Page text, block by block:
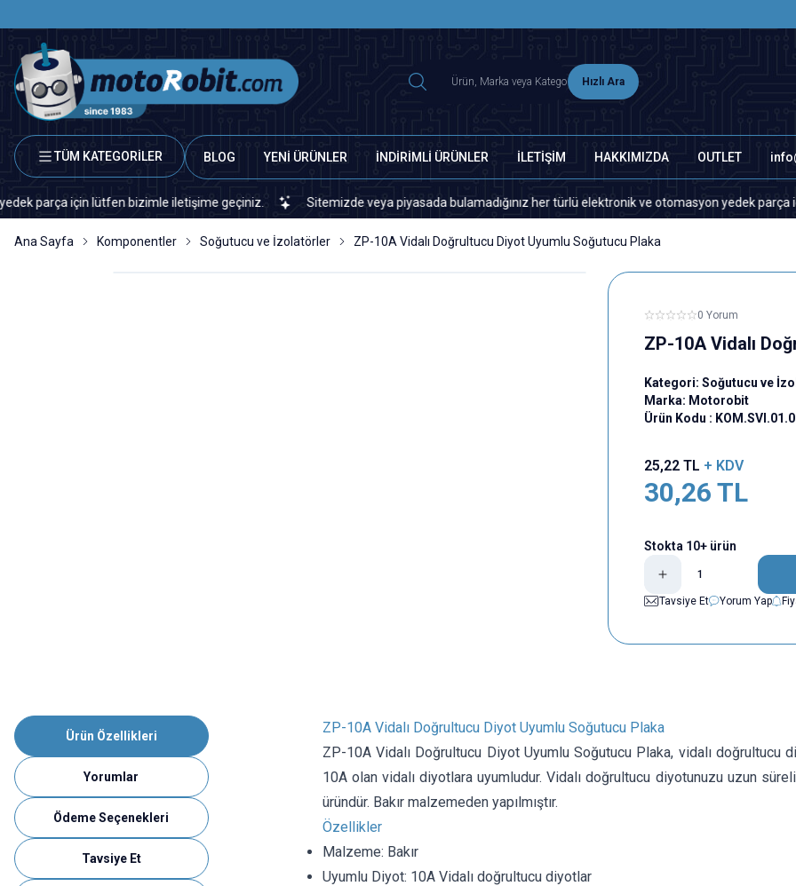
Hızlı Ara
TÜM KATEGORİLER BLOG YENİ ÜRÜNLER İNDİRİMLİ ÜRÜNLER İLETİŞİM HAKKIMIZDA OUTLET
için lütfen bizimle iletişime geçiniz. Sitemizde veya piyasada bulamadığınız her türlü elektronik ve otomasyon yedek parça için
Ana Sayfa Komponentler Soğutucu ve İzolatörler ZP-10A Vidalı Doğrultucu Diyot Uyumlu Soğutucu Plaka
0 Yorum
ZP-10A Vidalı
Kategori: Soğutucu ve
Marka: Motorobit
Ürün Kodu :
25,22TL + KDV
30,26 TL
Stokta 10+ ürün
Tavsiye Et
Yorum Yap
Ürün Özellikleri
Yorumlar
Ödeme Seçenekleri
Tavsiye Et
ZP-10A Vidalı Doğrultucu Diyot Uyumlu Soğutucu Plaka
ZP-10A Vidalı Doğrultucu Diyot Uyumlu Soğutucu Plaka, vidalı doğrultucu
10A olan vidalı diyotlara uyumludur. Vidalı doğrultucu diyotunuzu uzun
üründür. Bakır malzemeden yapılmıştır.
Özellikler
Malzeme: Bakır
Uyumlu Diyot: 10A Vidalı doğrultucu diyotlar